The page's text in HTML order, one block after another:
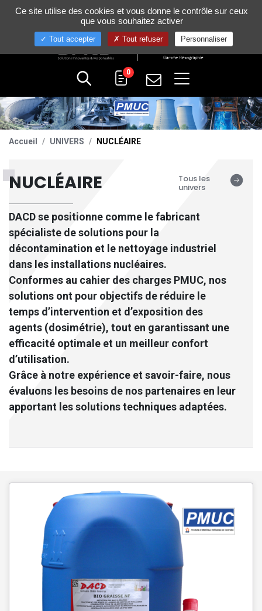
+33 (0)4 75 58 80 10
0
Accueil UNIVERS NUCLÉAIRE
NUCLÉAIRE
DACDse positionne comme le fabricant
spécialiste de solutions pour la
décontamination et le nettoyage industriel
dans les installations nucléaires.
Conformes au cahier des charges PMUC, nos
solutions ont pour objectifs de réduire le
temps d’intervention et d’exposition des
agents (dosimétrie), tout en garantissant une
efficacité optimale et un meilleur confort
d’utilisation.
Grâce à notre expérience et savoir-faire, nous
évaluons les besoins de nos partenaires en leur
apportant les solutions techniques adaptées.
Tous les
univers
Gestion de vos préférences sur les cookies
Ce site utilise des cookies et vous donne le contrôle sur ceux
que vous souhaitez activer
Tout accepter Tout refuser Personnaliser